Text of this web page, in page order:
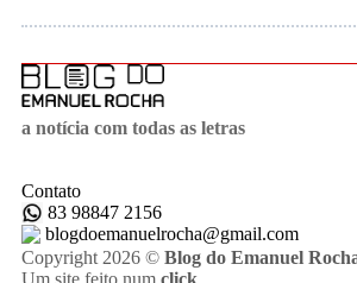
a notícia com todas as letras
Contato
83 98847 2156
blogdoemanuelrocha@gmail.com
Copyright 2026 © Blog do Emanuel
Um site feito num click